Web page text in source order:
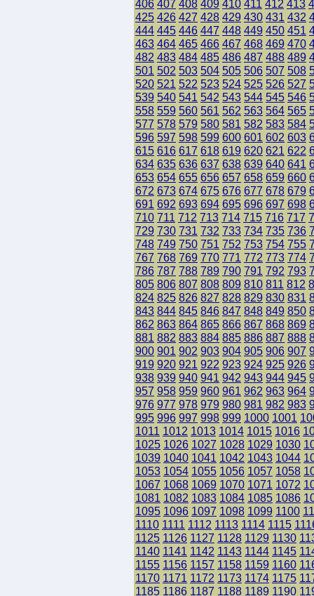
406 407 408 409 410 411 412 413
425 426 427 428 429 430 431 432
444 445 446 447 448 449 450 451
463 464 465 466 467 468 469 470
482 483 484 485 486 487 488 489
501 502 503 504 505 506 507 508
520 521 522 523 524 525 526 527
539 540 541 542 543 544 545 546
558 559 560 561 562 563 564 565
577 578 579 580 581 582 583 584
596 597 598 599 600 601 602 603
615 616 617 618 619 620 621 622
634 635 636 637 638 639 640 641
653 654 655 656 657 658 659 660
672 673 674 675 676 677 678 679
691 692 693 694 695 696 697 698
710 711 712 713 714 715 716 717
729 730 731 732 733 734 735 736
748 749 750 751 752 753 754 755
767 768 769 770 771 772 773 774
786 787 788 789 790 791 792 793
805 806 807 808 809 810 811 812
824 825 826 827 828 829 830 831
843 844 845 846 847 848 849 850
862 863 864 865 866 867 868 869
881 882 883 884 885 886 887 888
900 901 902 903 904 905 906 907
919 920 921 922 923 924 925 926
938 939 940 941 942 943 944 945
957 958 959 960 961 962 963 964
976 977 978 979 980 981 982 983
995 996 997 998 999 1000 1001
1011 1012 1013 1014 1015 1016
1025 1026 1027 1028 1029 1030
1039 1040 1041 1042 1043 1044
1053 1054 1055 1056 1057 1058
1067 1068 1069 1070 1071 1072
1081 1082 1083 1084 1085 1086
1095 1096 1097 1098 1099 1100
1110 1111 1112 1113 1114 1115
1125 1126 1127 1128 1129 1130
1140 1141 1142 1143 1144 1145
1155 1156 1157 1158 1159 1160
1170 1171 1172 1173 1174 1175
1185 1186 1187 1188 1189 1190